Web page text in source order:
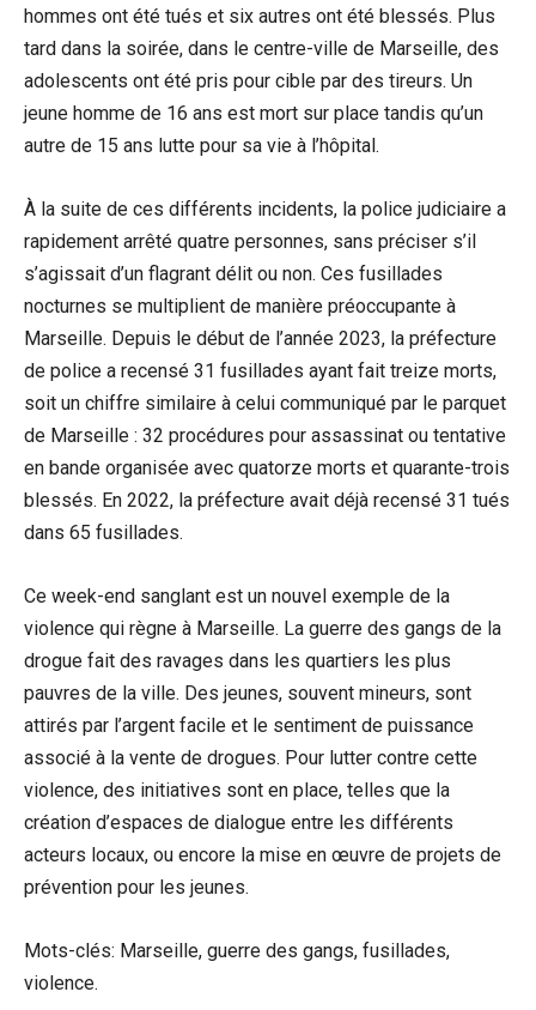
hommes ont été tués et six autres ont été blessés. Plus
tard dans la soirée, dans le centre-ville de Marseille, des
adolescents ont été pris pour cible par des tireurs. Un
jeune homme de 16 ans est mort sur place tandis qu’un
autre de 15 ans lutte pour sa vie à l’hôpital.
À la suite de ces différents incidents, la police judiciaire a
rapidement arrêté quatre personnes, sans préciser s’il
s’agissait d’un flagrant délit ou non. Ces fusillades
nocturnes se multiplient de manière préoccupante à
Marseille. Depuis le début de l’année 2023, la préfecture
de police a recensé 31 fusillades ayant fait treize morts,
soit un chiffre similaire à celui communiqué par le parquet
de Marseille : 32 procédures pour assassinat ou tentative
en bande organisée avec quatorze morts et quarante-trois
blessés. En 2022, la préfecture avait déjà recensé 31 tués
dans 65 fusillades.
Ce week-end sanglant est un nouvel exemple de la
violence qui règne à Marseille. La guerre des gangs de la
drogue fait des ravages dans les quartiers les plus
pauvres de la ville. Des jeunes, souvent mineurs, sont
attirés par l’argent facile et le sentiment de puissance
associé à la vente de drogues. Pour lutter contre cette
violence, des initiatives sont en place, telles que la
création d’espaces de dialogue entre les différents
acteurs locaux, ou encore la mise en œuvre de projets de
prévention pour les jeunes.
Mots-clés: Marseille, guerre des gangs, fusillades,
violence.